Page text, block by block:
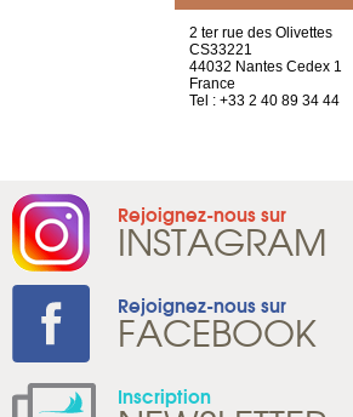
2 ter rue des Olivettes
CS33221
44032 Nantes Cedex 1
France
Tel : +33 2 40 89 34 44
Rejoignez-nous sur
INSTAGRAM
Rejoignez-nous sur
FACEBOOK
Inscription